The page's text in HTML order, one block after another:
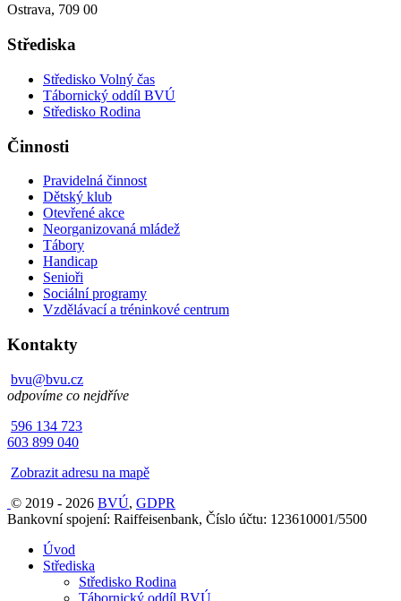
Ostrava, 709 00
Střediska
Středisko Volný čas
Tábornický oddíl BVÚ
Středisko Rodina
Činnosti
Pravidelná činnost
Dětský klub
Otevřené akce
Neorganizovaná mládež
Tábory
Handicap
Senioři
Sociální programy
Vzdělávací a tréninkové centrum
Kontakty
bvu@bvu.cz
odpovíme co nejdříve
596 134 723
603 899 040
Zobrazit adresu na mapě
© 2019 - 2026 BVÚ, GDPR
Bankovní spojení: Raiffeisenbank, Číslo účtu: 123610001/5500
Úvod
Střediska
Středisko Rodina
Tábornický oddíl BVÚ